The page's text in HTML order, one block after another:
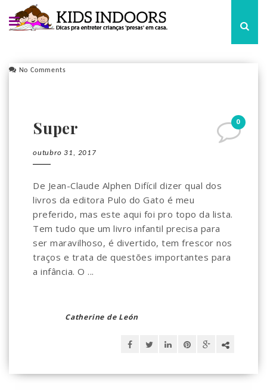
No Comments
0
Super
outubro 31, 2017
De Jean-Claude Alphen Difícil dizer qual dos
livros da editora Pulo do Gato é meu
preferido, mas este aqui foi pro topo da lista.
Tem tudo que um livro infantil precisa para
ser maravilhoso, é divertido, tem frescor nos
traços e trata de questões importantes para
a infância. O ...
Catherine de León